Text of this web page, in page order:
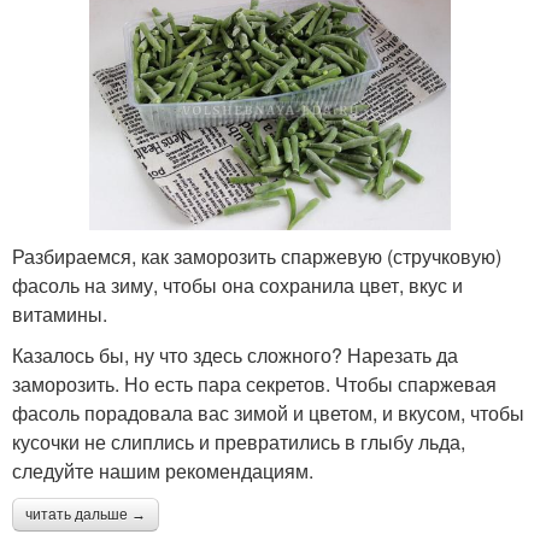
Разбираемся, как заморозить спаржевую (стручковую)
фасоль на зиму, чтобы она сохранила цвет, вкус и
витамины.
Казалось бы, ну что здесь сложного? Нарезать да
заморозить. Но есть пара секретов. Чтобы спаржевая
фасоль порадовала вас зимой и цветом, и вкусом, чтобы
кусочки не слиплись и превратились в глыбу льда,
следуйте нашим рекомендациям.
читать дальше →